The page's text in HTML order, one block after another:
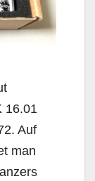
16.01
Auf
man